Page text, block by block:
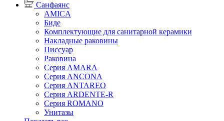
Санфаянс
AMICA
Биде
Комплектующие для санитарной керамики
Накладные раковины
Писсуар
Раковина
Серия AMARA
Серия ANCONA
Серия ANTAREO
Серия ARDENTE-R
Серия ROMANO
Унитазы